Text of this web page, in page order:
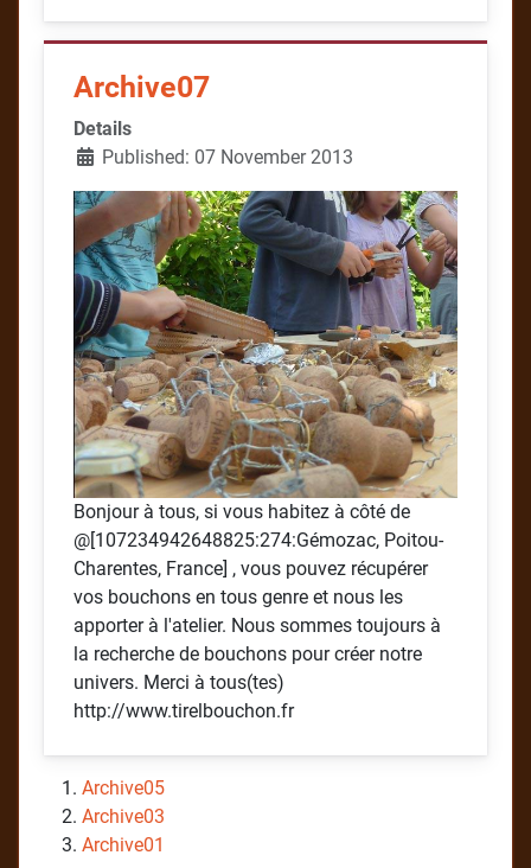
Archive07
Details
Published: 07 November 2013
Bonjour à tous, si vous habitez à côté de
@[107234942648825:274:Gémozac, Poitou-
Charentes, France] , vous pouvez récupérer
vos bouchons en tous genre et nous les
apporter à l'atelier. Nous sommes toujours à
la recherche de bouchons pour créer notre
univers. Merci à tous(tes)
http://www.tirelbouchon.fr
Archive05
Archive03
Archive01